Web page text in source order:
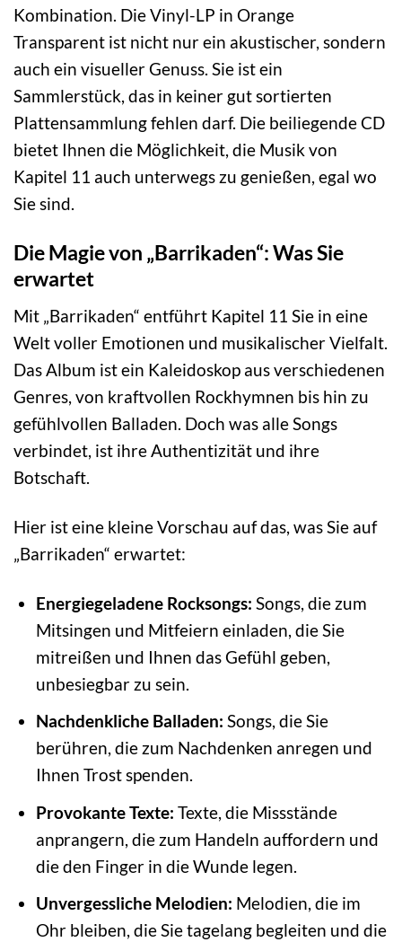
Kombination. Die Vinyl-LP in Orange
Transparent ist nicht nur ein akustischer, sondern
auch ein visueller Genuss. Sie ist ein
Sammlerstück, das in keiner gut sortierten
Plattensammlung fehlen darf. Die beiliegende CD
bietet Ihnen die Möglichkeit, die Musik von
Kapitel 11 auch unterwegs zu genießen, egal wo
Sie sind.
Die Magie von „Barrikaden“: Was Sie
erwartet
Mit „Barrikaden“ entführt Kapitel 11 Sie in eine
Welt voller Emotionen und musikalischer Vielfalt.
Das Album ist ein Kaleidoskop aus verschiedenen
Genres, von kraftvollen Rockhymnen bis hin zu
gefühlvollen Balladen. Doch was alle Songs
verbindet, ist ihre Authentizität und ihre
Botschaft.
Hier ist eine kleine Vorschau auf das, was Sie auf
„Barrikaden“ erwartet:
Energiegeladene Rocksongs: Songs, die zum
Mitsingen und Mitfeiern einladen, die Sie
mitreißen und Ihnen das Gefühl geben,
unbesiegbar zu sein.
Nachdenkliche Balladen: Songs, die Sie
berühren, die zum Nachdenken anregen und
Ihnen Trost spenden.
Provokante Texte: Texte, die Missstände
anprangern, die zum Handeln auffordern und
die den Finger in die Wunde legen.
Unvergessliche Melodien: Melodien, die im
Ohr bleiben, die Sie tagelang begleiten und die